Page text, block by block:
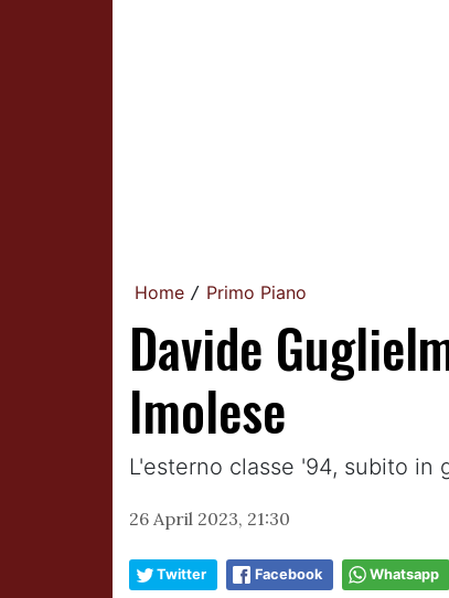
Home / Primo Piano
Davide
Imolese
L'esterno classe '94, subito in
26 April 2023, 21:30
Twitter Facebook Whatsapp